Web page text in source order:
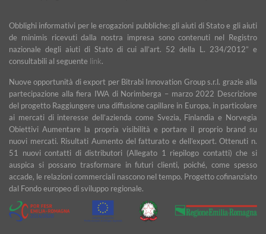
Obblighi informativi per le erogazioni pubbliche: gli aiuti di Stato e gli aiuti
de minimis ricevuti dalla nostra impresa sono contenuti nel Registro
nazionale degli aiuti di Stato di cui all’art. 52 della L. 234/2012” e
consultabili al seguente link.
Nuove opportunità di export per Bitrabi Innovation Group s.r.l. grazie alla
partecipazione alla fiera IWA di Norimberga – marzo 2022 Descrizione
del progetto Raggiungere una diffusione capillare in Europa, in particolare
ai mercati di interesse dell’azienda come Svezia, Finlandia e Norvegia
Obiettivi Aumentare la propria visibilità e portare il proprio brand su
nuovi mercati. Risultati Aumento del fatturato e dell’export. Ottenuti n.
51 nuovi contatti di distributori (Allegato 1 riepilogo contatti) che si
auspica si possano trasformare in futuri clienti, poiché, come spesso
accade, le relazioni commerciali nascono nel tempo. Progetto cofinanziato
dal Fondo europeo di sviluppo regionale.